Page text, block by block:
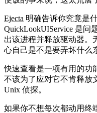
Ejecta 明确告诉你究竟是
QuickLookUIService 是问
出该进程并释放驱动器。
心自己是不是要弄坏什么
快速查看是一项有用的功
不该为了应对它不肯释放
Unix 侦探。
如果你不想每次都动用终